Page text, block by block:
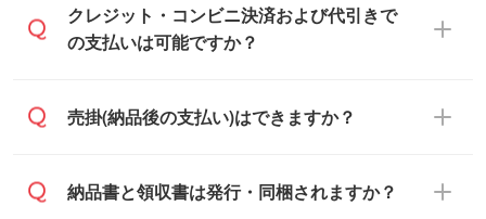
通常、翌営業日までにお送りしておりま
す。混雑状況によっては、お時間をいただ
翌営業日以降のご連絡となります。
クレジット・コンビニ決済および代引きで
の支払いは可能ですか？
銀行振込のみのご対応となります。
売掛(納品後の支払い)はできますか？
基本的には先入金をお願いしております
納品書と領収書は発行・同梱されますか？